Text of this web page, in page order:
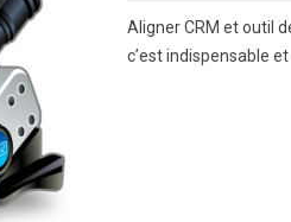
Aligner CRM et outil
c’est indispensable